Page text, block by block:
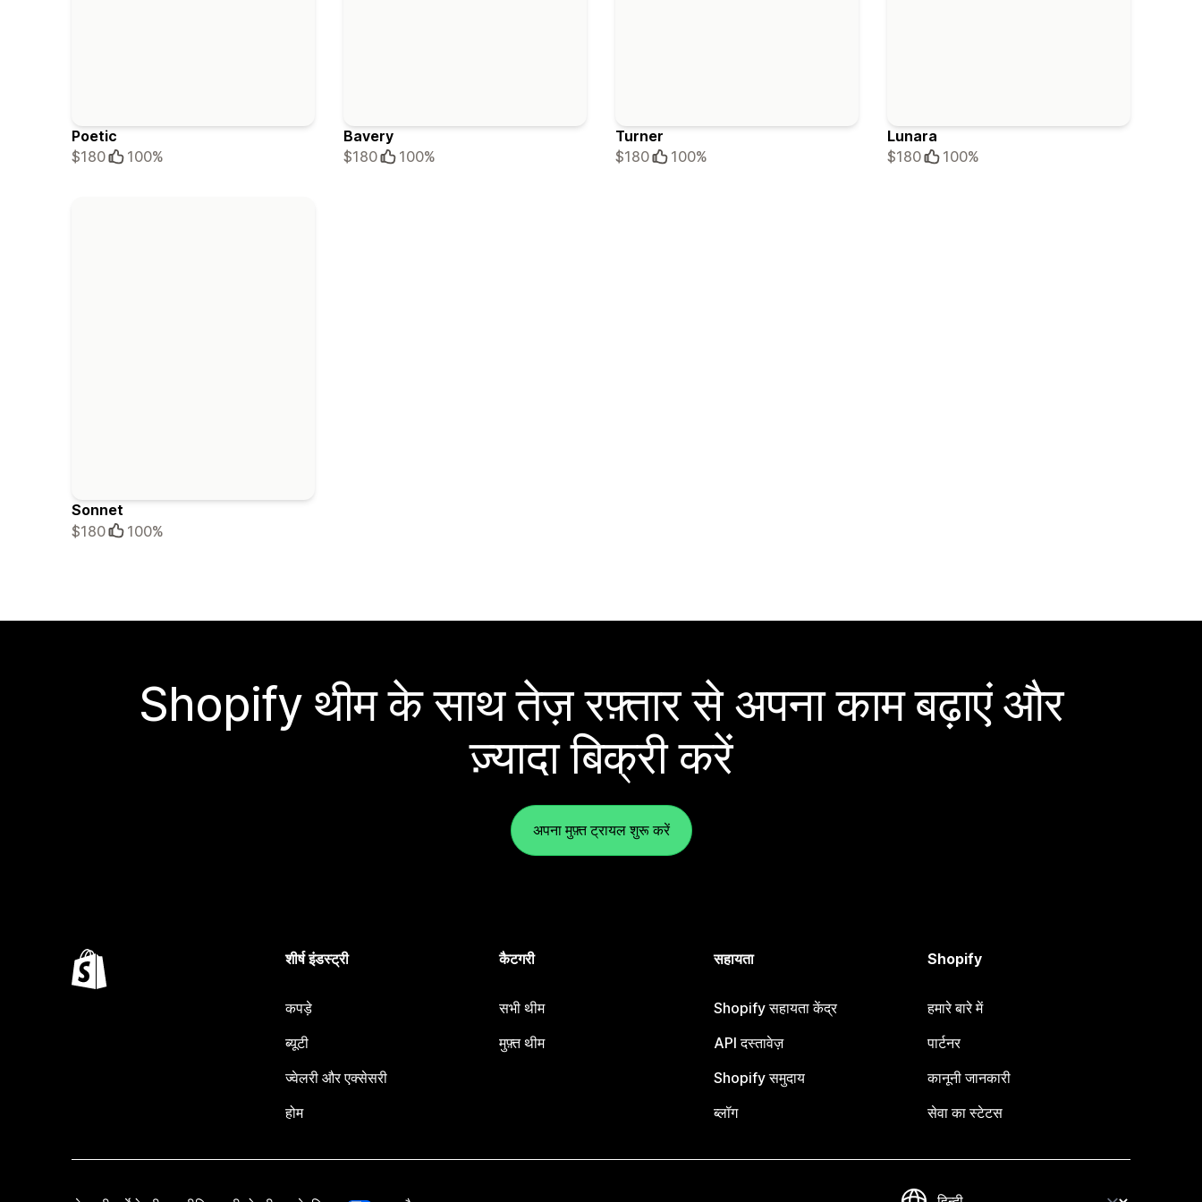
Poetic
$180
100%
Bavery
$180
100%
Turner
$180
100%
Lunara
$180
100%
Sonnet
$180
100%
Shopify थीम के साथ तेज़ रफ़्तार से अपना काम बढ़ाएं और
ज़्यादा बिक्री करें
अपना मुफ़्त ट्रायल शुरू करें
शीर्ष इंडस्ट्री
कपड़े
ब्यूटी
ज्वेलरी और एक्सेसरी
होम
कैटगरी
सभी थीम
मुफ़्त थीम
सहायता
Shopify सहायता केंद्र
API दस्तावेज़
Shopify समुदाय
ब्लॉग
Shopify
हमारे बारे में
पार्टनर
कानूनी जानकारी
सेवा का स्टेटस